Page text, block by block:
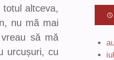
altceva,
nu mă mai
să mă
urcușuri, cu